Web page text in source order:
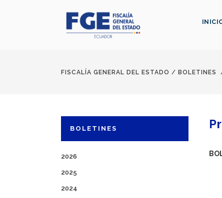
FISCALÍA GENERAL DEL ESTADO / BOLETINES
BOLETINES
2026
2025
2024